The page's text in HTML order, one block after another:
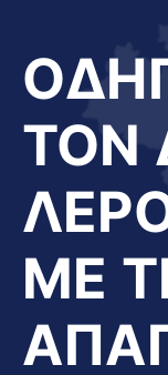
Διαφάνεια
Νησί
Μας
ΤΟΝ
ΜΕ